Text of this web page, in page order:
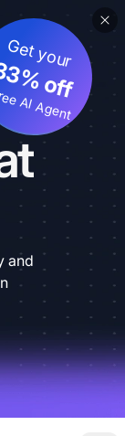
Get your
off
AI Agent
and